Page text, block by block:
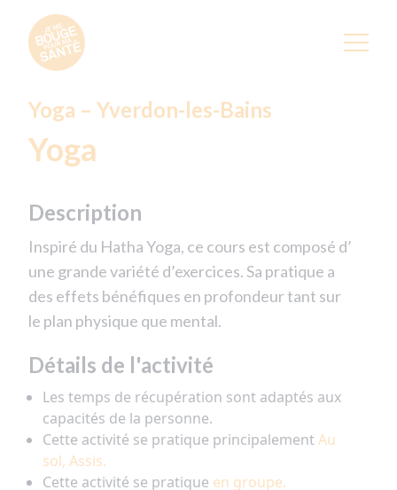
Yoga – Yverdon-les-Bains
Yoga
Description
Inspiré du Hatha Yoga, ce cours est composé d’
une grande variété d’exercices. Sa pratique a
des effets bénéfiques en profondeur tant sur
le plan physique que mental.
Détails de l'activité
Les temps de récupération sont adaptés aux
capacités de la personne.
Cette activité se pratique principalementAu
sol, Assis.
Cette activité se pratique en groupe.